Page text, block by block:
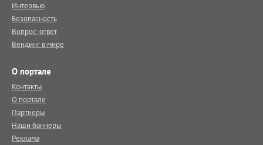
Интервью
Безопасность
Вопрос-ответ
Вендинг в мире
О портале
Контакты
О портале
Партнеры
Наши баннеры
Реклама